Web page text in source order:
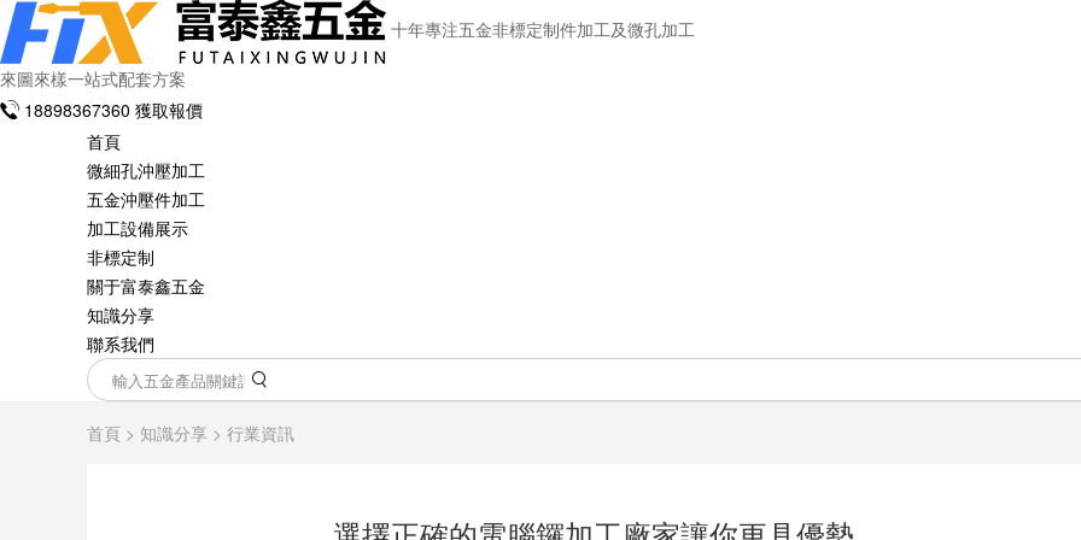
十年專注五金非標定制件加工及微孔加工
來圖來樣一站式配套方案
18898367360 獲取報價
首頁
微細孔沖壓加工
五金沖壓件加工
加工設備展示
非標定制
關于富泰鑫五金
知識分享
聯系我們
首頁 > 知識分享 > 行業資訊